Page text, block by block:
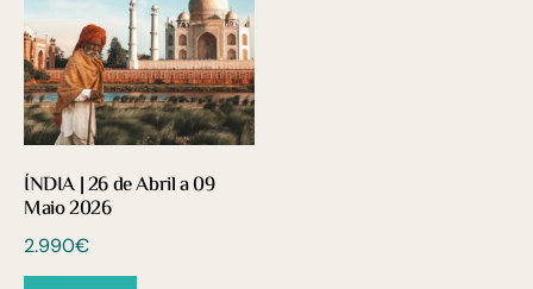
ÍNDIA | 26 de Abril a 09
Maio 2026
2.990€